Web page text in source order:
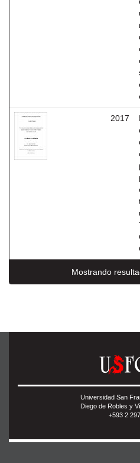
2017
Mostrando
Universidad San
Diego de Robles y
+593 2